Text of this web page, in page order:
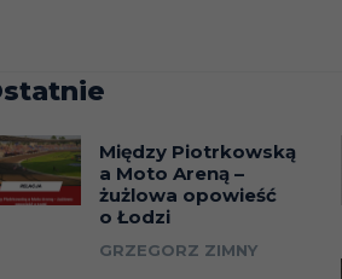
Między Piotrkowską
a Moto Areną –
żużlowa opowieść
o Łodzi
GRZEGORZ ZIMNY